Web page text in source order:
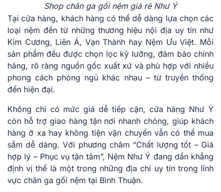
Shop chăn ga gối nệm giá rẻ Như Ý
Tại cửa hàng, khách hàng có thể dễ dàng lựa chọn các
loại nệm đến từ những thương hiệu nội địa uy tín như
Kim Cương, Liên Á, Vạn Thành hay Nệm Ưu Việt. Mỗi
sản phẩm đều được chọn lọc kỹ lưỡng, đảm bảo chính
hãng, rõ ràng nguồn gốc xuất xứ và phù hợp với nhiều
phong cách phòng ngủ khác nhau – từ truyền thống
đến hiện đại.
Không chỉ có mức giá dễ tiếp cận, cửa hàng Như Ý
còn hỗ trợ giao hàng tận nơi nhanh chóng, giúp khách
hàng ở xa hay không tiện vận chuyển vẫn có thể mua
sắm dễ dàng. Với phương châm “Chất lượng tốt – Giá
hợp lý – Phục vụ tận tâm”, Nệm Như Ý đang dần khẳng
định vị thế là một trong những địa chỉ uy tín trong lĩnh
vực chăn ga gối nệm tại Bình Thuận.